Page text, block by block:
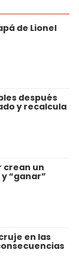
de Lionel
después
y recalcula
crean un
“ganar”
en las